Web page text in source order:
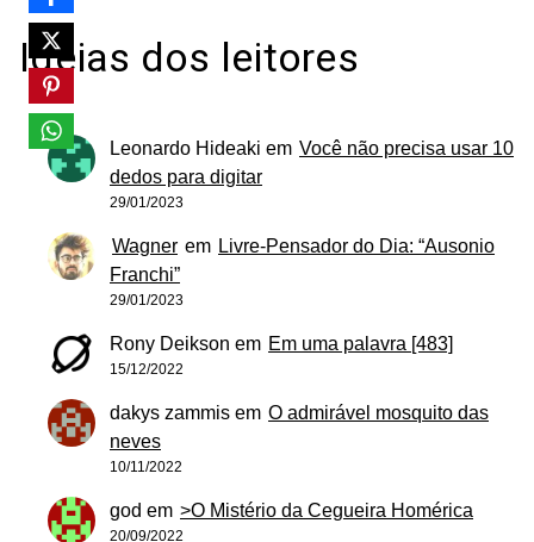
Ideias dos leitores
Leonardo Hideaki em Você não precisa usar 10
dedos para digitar
29/01/2023
Wagner em Livre-Pensador do Dia: “Ausonio
Franchi”
29/01/2023
Rony Deikson em Em uma palavra [483]
15/12/2022
dakys zammis em O admirável mosquito das
neves
10/11/2022
god em >O Mistério da Cegueira Homérica
20/09/2022